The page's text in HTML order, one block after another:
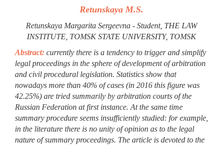
Retunskaya M.S.
Retunskaya Margarita Sergeevna - Student, THE LAW
INSTITUTE, TOMSK STATE UNIVERSITY, TOMSK
Abstract: currently there is a tendency to trigger and simplify
legal proceedings in the sphere of development of arbitration
and civil procedural legislation. Statistics show that
nowadays more than 40% of cases (in 2016 this figure was
42.25%) are tried summarily by arbitration courts of the
Russian Federation at first instance. At the same time
summary procedure seems insufficiently studied: for example,
in the literature there is no unity of opinion as to the legal
nature of summary proceedings. The article is devoted to the